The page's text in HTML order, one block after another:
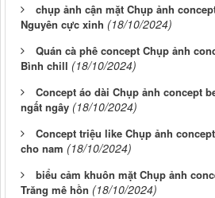
chụp ảnh cận mặt Chụp ảnh
Nguyên cực xinh (18/10/2024)
Quán cà phê concept Chụp ảnh
Bình chill (18/10/2024)
Concept áo dài Chụp ảnh concept
ngất ngây (18/10/2024)
Concept triệu like Chụp ảnh
cho nam (18/10/2024)
biểu cảm khuôn mặt Chụp ảnh
Trăng mê hồn (18/10/2024)